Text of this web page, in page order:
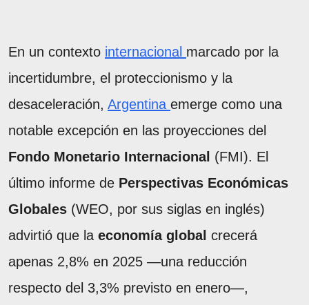
En un contexto internacional marcado por la
incertidumbre, el proteccionismo y la
desaceleración, Argentina emerge como una
notable excepción en las proyecciones del
Fondo Monetario Internacional (FMI). El
último informe de Perspectivas Económicas
Globales (WEO, por sus siglas en inglés)
advirtió que la economía global crecerá
apenas 2,8% en 2025 —una reducción
respecto del 3,3% previsto en enero—,